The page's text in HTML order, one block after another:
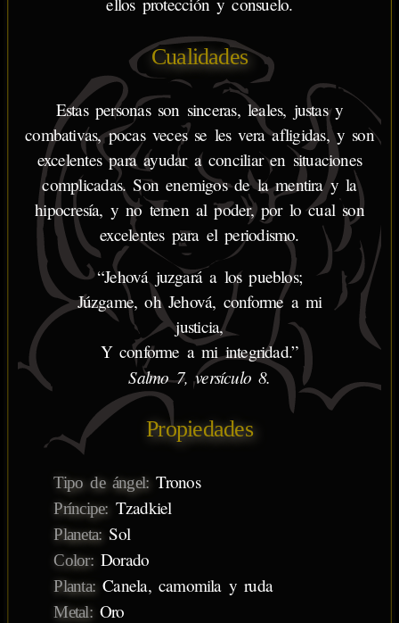
Cualidades
Estas personas son sinceras, leales, justas y
combativas, pocas veces se les vera afligidas, y son
excelentes para ayudar a conciliar en situaciones
complicadas. Son enemigos de la mentira y la
hipocresía, y no temen al poder, por lo cual son
excelentes para el periodismo.
“Jehová juzgará a los pueblos;
Júzgame, oh Jehová, conforme a mi
justicia,
Y conforme a mi integridad.”
Salmo 7, versículo 8.
Propiedades
Tipo de ángel: Tronos
Príncipe: Tzadkiel
Planeta: Sol
Color:Dorado
Planta: Canela, camomila y ruda
Metal:Oro